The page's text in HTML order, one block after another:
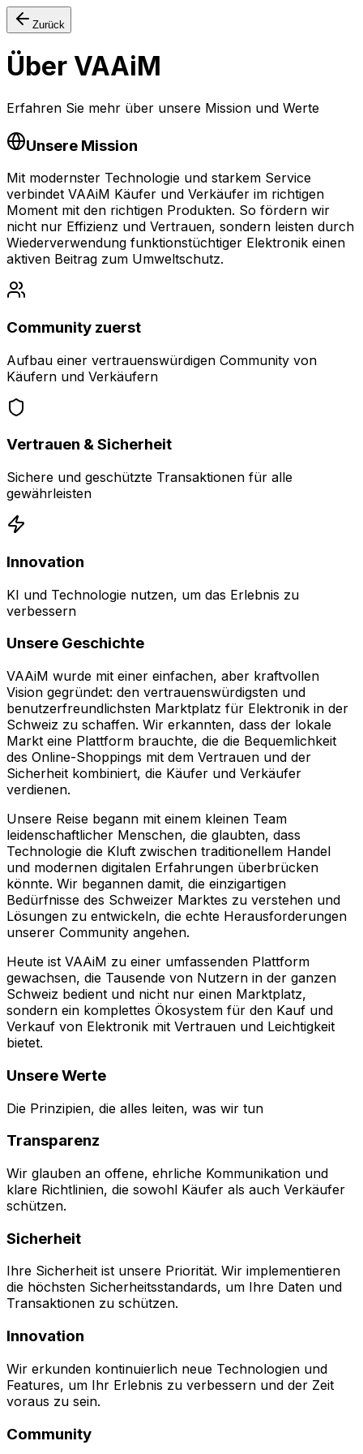
Zurück
Über VAAiM
Erfahren Sie mehr über unsere Mission und Werte
Unsere Mission
Mit modernster Technologie und starkem Service
verbindet VAAiM Käufer und Verkäufer im richtigen
Moment mit den richtigen Produkten. So fördern wir
nicht nur Effizienz und Vertrauen, sondern leisten durch
Wiederverwendung funktionstüchtiger Elektronik einen
aktiven Beitrag zum Umweltschutz.
Community zuerst
Aufbau einer vertrauenswürdigen Community von
Käufern und Verkäufern
Vertrauen & Sicherheit
Sichere und geschützte Transaktionen für alle
gewährleisten
Innovation
KI und Technologie nutzen, um das Erlebnis zu
verbessern
Unsere Geschichte
VAAiM wurde mit einer einfachen, aber kraftvollen
Vision gegründet: den vertrauenswürdigsten und
benutzerfreundlichsten Marktplatz für Elektronik in der
Schweiz zu schaffen. Wir erkannten, dass der lokale
Markt eine Plattform brauchte, die die Bequemlichkeit
des Online-Shoppings mit dem Vertrauen und der
Sicherheit kombiniert, die Käufer und Verkäufer
verdienen.
Unsere Reise begann mit einem kleinen Team
leidenschaftlicher Menschen, die glaubten, dass
Technologie die Kluft zwischen traditionellem Handel
und modernen digitalen Erfahrungen überbrücken
könnte. Wir begannen damit, die einzigartigen
Bedürfnisse des Schweizer Marktes zu verstehen und
Lösungen zu entwickeln, die echte Herausforderungen
unserer Community angehen.
Heute ist VAAiM zu einer umfassenden Plattform
gewachsen, die Tausende von Nutzern in der ganzen
Schweiz bedient und nicht nur einen Marktplatz,
sondern ein komplettes Ökosystem für den Kauf und
Verkauf von Elektronik mit Vertrauen und Leichtigkeit
bietet.
Unsere Werte
Die Prinzipien, die alles leiten, was wir tun
Transparenz
Wir glauben an offene, ehrliche Kommunikation und
klare Richtlinien, die sowohl Käufer als auch Verkäufer
schützen.
Sicherheit
Ihre Sicherheit ist unsere Priorität. Wir implementieren
die höchsten Sicherheitsstandards, um Ihre Daten und
Transaktionen zu schützen.
Innovation
Wir erkunden kontinuierlich neue Technologien und
Features, um Ihr Erlebnis zu verbessern und der Zeit
voraus zu sein.
Community